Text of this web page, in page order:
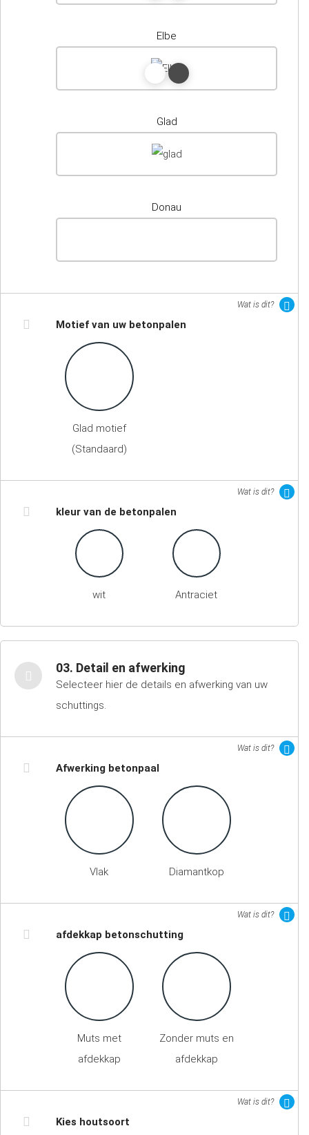
Elbe
Glad
Donau
Wat is dit?
Motief van uw betonpalen
Glad motief
(Standaard)
Wat is dit?
kleur van de betonpalen
wit Antraciet
03. Detail en afwerking
Selecteer hier de details en afwerking van uw
schuttings.
Wat is dit?
Afwerking betonpaal
Vlak Diamantkop
Wat is dit?
afdekkap betonschutting
Muts met
afdekkap
Zonder muts en
afdekkap
Wat is dit?
Kies houtsoort